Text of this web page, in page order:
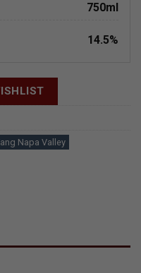
750ml
14.5%
Napa Valley